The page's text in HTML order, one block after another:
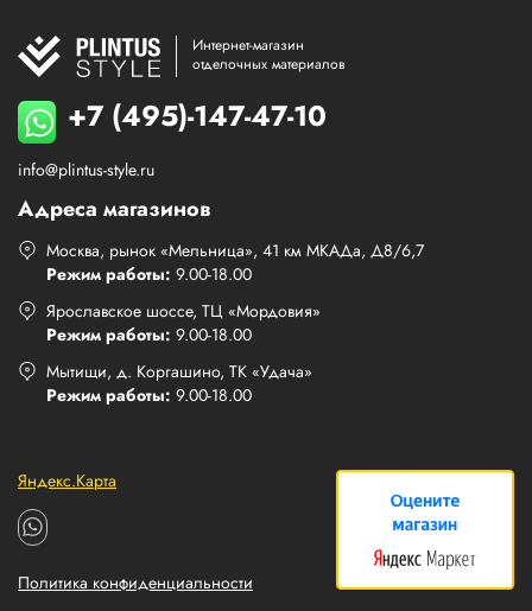
Интернет-магазин
отделочных материалов
+7 (495)-147-47-10
info@plintus-style.ru
Адреса магазинов
Москва, рынок «Мельница», 41 км МКАДа, Д8/6,7
Режим работы: 9.00-18.00
Ярославское шоссе, ТЦ «Мордовия»
Режим работы: 9.00-18.00
Мытищи, д. Коргашино, ТК «Удача»
Режим работы: 9.00-18.00
Яндекс.Карта
Политика конфиденциальности